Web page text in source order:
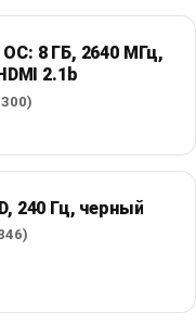
OC: 8 ГБ, 2640 МГц,
2.1b
240 Гц, черный